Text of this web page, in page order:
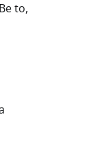
to,